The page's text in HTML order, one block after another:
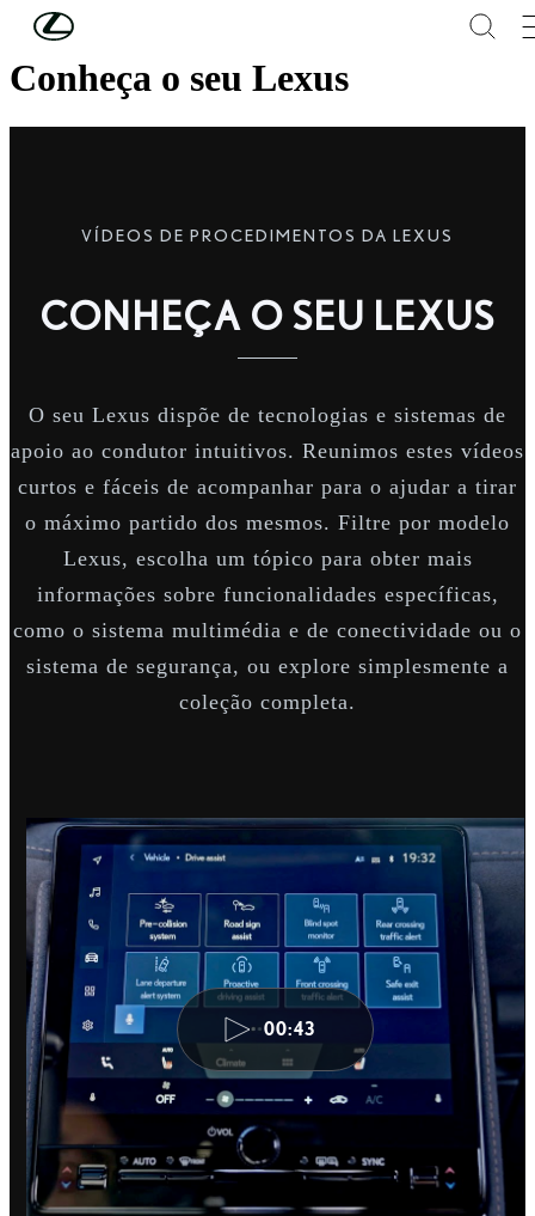
Skip to Main Content
Conheça o seu Lexus
VÍDEOS DE PROCEDIMENTOS DA LEXUS
CONHEÇA O SEU LEXUS
O seu Lexus dispõe de tecnologias e sistemas de
apoio ao condutor intuitivos. Reunimos estes vídeos
curtos e fáceis de acompanhar para o ajudar a tirar
o máximo partido dos mesmos. Filtre por modelo
Lexus, escolha um tópico para obter mais
informações sobre funcionalidades específicas,
como o sistema multimédia e de conectividade ou o
sistema de segurança, ou explore simplesmente a
coleção completa.
00:43